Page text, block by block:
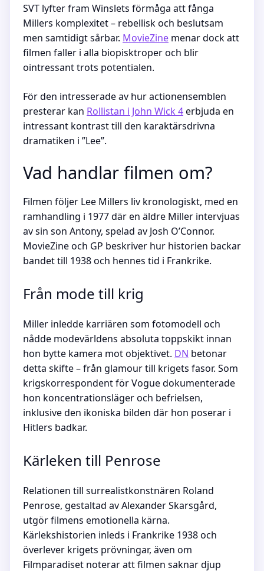
SVT lyfter fram Winslets förmåga att fånga
Millers komplexitet – rebellisk och beslutsam
men samtidigt sårbar. MovieZine menar dock att
filmen faller i alla biopisktroper och blir
ointressant trots potentialen.
För den intresserade av hur actionensemblen
presterar kan Rollistan i John Wick 4erbjuda en
intressant kontrast till den karaktärsdrivna
dramatiken i ”Lee”.
Vad handlar filmen om?
Filmen följer Lee Millers liv kronologiskt, med en
ramhandling i 1977 där en äldre Miller intervjuas
av sin son Antony, spelad av Josh O’Connor.
MovieZine och GP beskriver hur historien backar
bandet till 1938 och hennes tid i Frankrike.
Från mode till krig
Miller inledde karriären som fotomodell och
nådde modevärldens absoluta toppskikt innan
hon bytte kamera mot objektivet. DN betonar
detta skifte – från glamour till krigets fasor. Som
krigskorrespondent för Vogue dokumenterade
hon koncentrationsläger och befrielsen,
inklusive den ikoniska bilden där hon poserar i
Hitlers badkar.
Kärleken till Penrose
Relationen till surrealistkonstnären Roland
Penrose, gestaltad av Alexander Skarsgård,
utgör filmens emotionella kärna.
Kärlekshistorien inleds i Frankrike 1938 och
överlever krigets prövningar, även om
Filmparadiset noterar att filmen saknar djup